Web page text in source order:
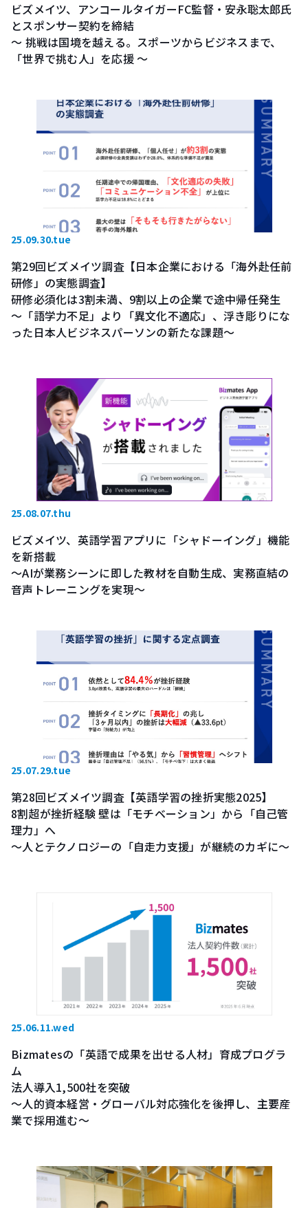
ビズメイツ、アンコールタイガーFC監督・安永聡太郎氏
とスポンサー契約を締結
～ 挑戦は国境を越える。スポーツからビジネスまで、
「世界で挑む人」を応援 ～
25.09.30.tue
第29回ビズメイツ調査【日本企業における「海外赴任前
研修」の実態調査】
研修必須化は3割未満、9割以上の企業で途中帰任発生
～「語学力不足」より「異文化不適応」、浮き彫りにな
った日本人ビジネスパーソンの新たな課題～
25.08.07.thu
ビズメイツ、英語学習アプリに「シャドーイング」機能
を新搭載
～AIが業務シーンに即した教材を自動生成、実務直結の
音声トレーニングを実現～
25.07.29.tue
第28回ビズメイツ調査【英語学習の挫折実態2025】
8割超が挫折経験 壁は「モチベーション」から「自己管
理力」へ
～人とテクノロジーの「自走力支援」が継続のカギに～
25.06.11.wed
Bizmatesの「英語で成果を出せる人材」育成プログラ
ム
法人導入1,500社を突破
～人的資本経営・グローバル対応強化を後押し、主要産
業で採用進む～